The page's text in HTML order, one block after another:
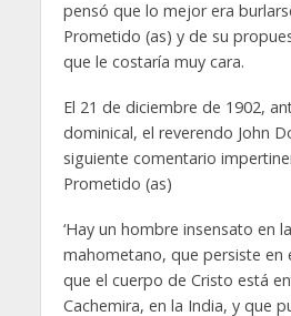
pensó que lo mejor era
Prometido (as) y de su
que le costaría muy cara.
El 21 de diciembre de 1902,
dominical, el reverendo John
siguiente comentario
Prometido (as)
‘Hay un hombre insensato en
mahometano, que persiste en
que el cuerpo de Cristo está
Cachemira, en la India, y que